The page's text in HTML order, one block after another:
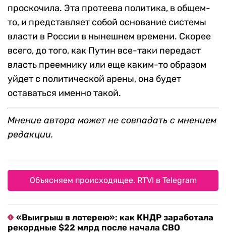
проскочила. Эта протеева политика, в общем-
то, и представляет собой основание системы
власти в России в нынешнем времени. Скорее
всего, до того, как Путин все-таки передаст
власть преемнику или еще каким-то образом
уйдет с политической арены, она будет
оставаться именно такой.
Мнение автора может не совпадать с мнением
редакции.
Объясняем происходящее. RTVI в Telegram
«Выигрыш в лотерею»: как КНДР заработала
рекордные $22 млрд после начала СВО